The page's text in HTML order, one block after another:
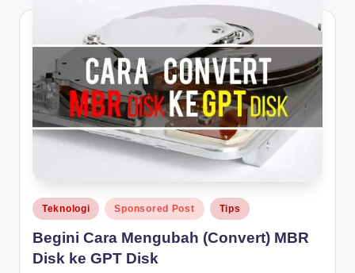
Posted
in
Teknologi Sponsored Post Tips
Begini Cara Mengubah (Convert) MBR
Disk ke GPT Disk